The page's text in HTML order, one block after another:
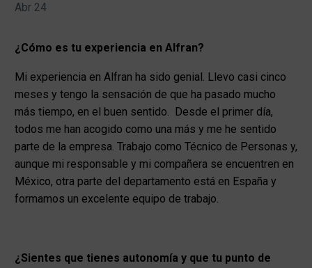
Abr 24
¿Cómo es tu experiencia en Alfran?
Mi experiencia en Alfran ha sido genial. Llevo casi cinco
meses y tengo la sensación de que ha pasado mucho
más tiempo, en el buen sentido. Desde el primer día,
todos me han acogido como una más y me he sentido
parte de la empresa. Trabajo como Técnico de Personas y,
aunque mi responsable y mi compañera se encuentren en
México, otra parte del departamento está en España y
formamos un excelente equipo de trabajo.
¿Sientes que tienes autonomía y que tu punto de